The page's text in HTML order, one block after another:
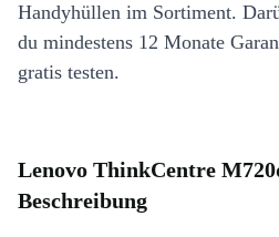
Handyhüllen im Sortiment.
du mindestens 12 Monate
gratis testen.
Lenovo ThinkCentre
Beschreibung